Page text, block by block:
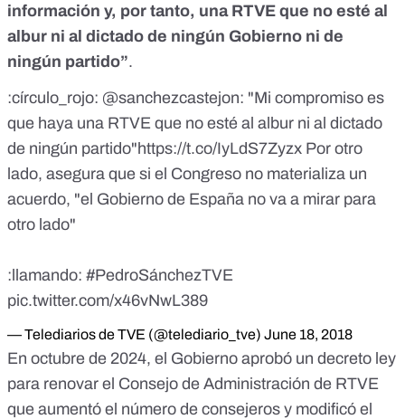
información y, por tanto, una RTVE que no esté al
albur ni al dictado de ningún Gobierno ni de
ningún partido”.
:círculo_rojo: @sanchezcastejon: "Mi compromiso es
que haya una RTVE que no esté al albur ni al dictado
de ningún partido"https://t.co/IyLdS7Zyzx Por otro
lado, asegura que si el Congreso no materializa un
acuerdo, "el Gobierno de España no va a mirar para
otro lado"
:llamando: #PedroSánchezTVE
pic.twitter.com/x46vNwL389
— Telediarios de TVE (@telediario_tve) June 18, 2018
En octubre de 2024, el Gobierno aprobó un decreto ley
para renovar el Consejo de Administración de RTVE
que aumentó el número de consejeros y modificó el